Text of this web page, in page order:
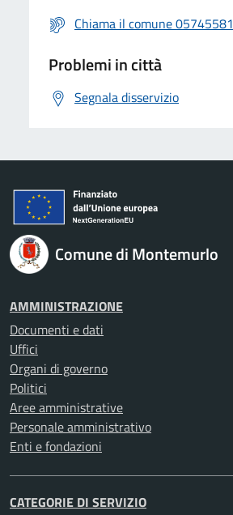
Chiama il comune 05745581
Problemi in città
Segnala disservizio
Comune di Montemurlo
AMMINISTRAZIONE
Documenti e dati
Uffici
Organi di governo
Politici
Aree amministrative
Personale amministrativo
Enti e fondazioni
CATEGORIE DI SERVIZIO